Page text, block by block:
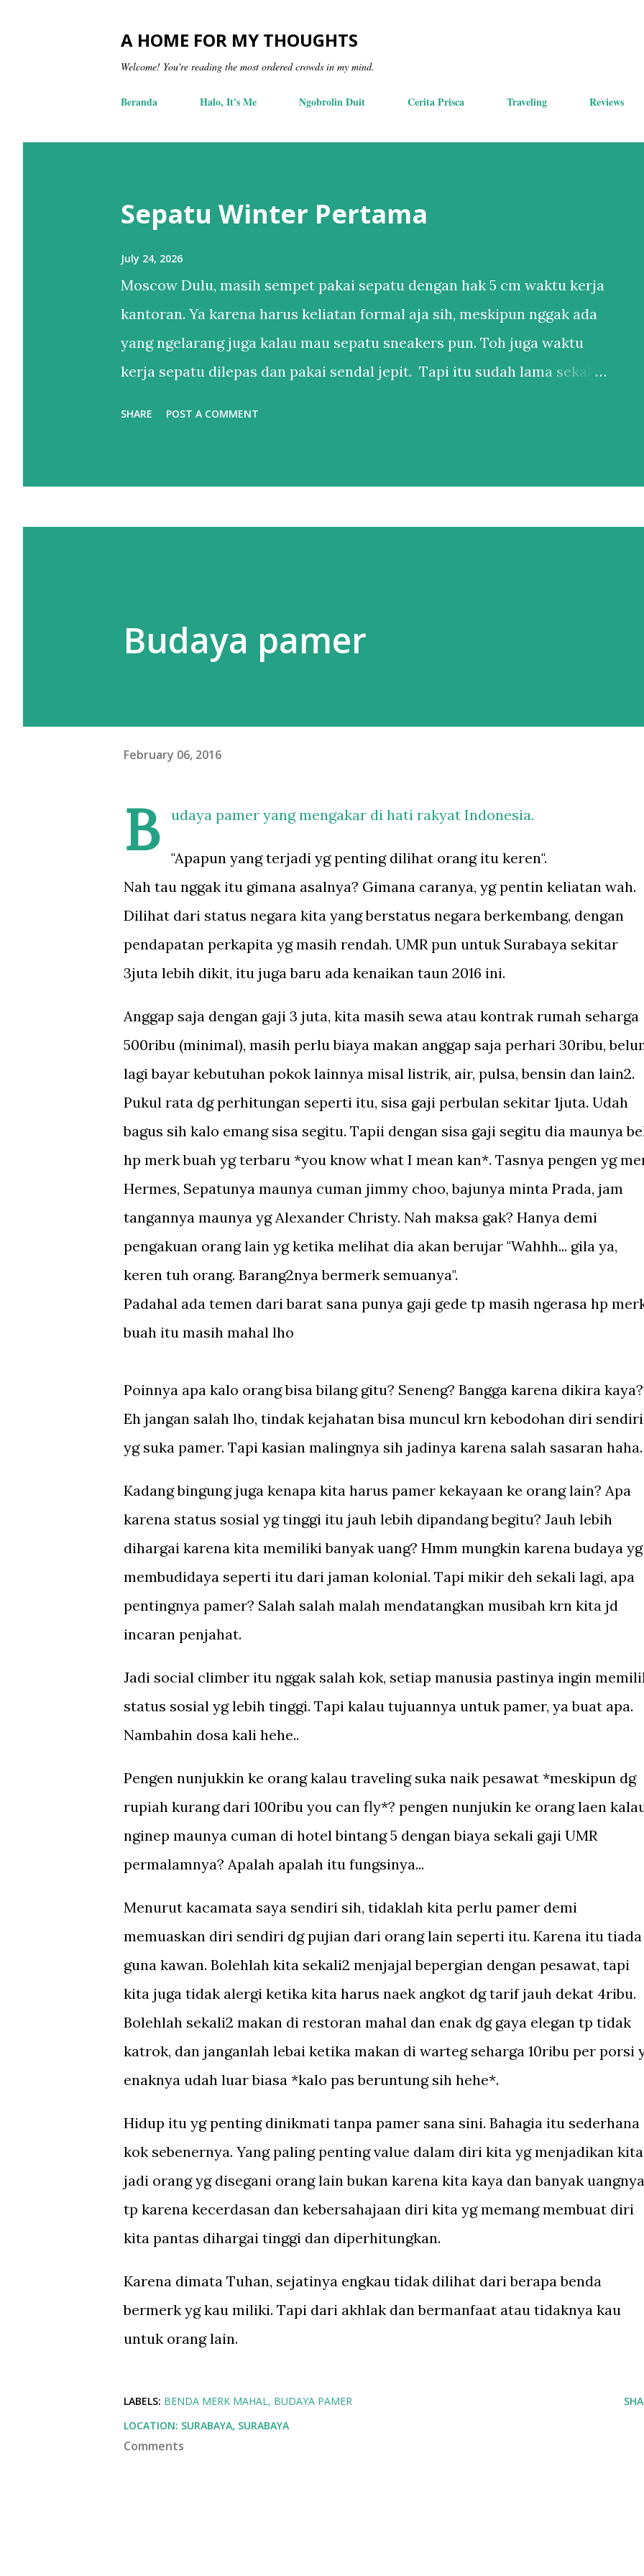
A HOME FOR MY THOUGHTS
Welcome! You're reading the most ordered crowds in my mind.
Beranda Halo, It's Me Ngobrolin Duit Cerita Prisca Traveling Reviews
Sepatu Winter Pertama
July 24, 2026
Moscow Dulu, masih sempet pakai sepatu dengan hak 5 cm waktu kerja
kantoran. Ya karena harus keliatan formal aja sih, meskipun nggak ada
yang ngelarang juga kalau mau sepatu sneakers pun. Toh juga waktu
kerja sepatu dilepas dan pakai sendal jepit. Tapi itu sudah lama sekali.
sepatu lebih dari satu tapi lebih ke males harus nyocokin sepatu lagi ke
punya sepatu nyaman adalah hal yang tidak bisa dinego. Nah,
meskipun gw beberapa kali pernah jalan-jalan saat musim dingin,
SHARE POST A COMMENT
Budaya pamer
February 06, 2016
B udaya pamer yang mengakar di hati rakyat Indonesia.
"Apapun yang terjadi yg penting dilihat orang itu keren".
Nah tau nggak itu gimana asalnya? Gimana caranya, yg pentin keliatan wah.
Dilihat dari status negara kita yang berstatus negara berkembang, dengan
pendapatan perkapita yg masih rendah. UMR pun untuk Surabaya sekitar
3juta lebih dikit, itu juga baru ada kenaikan taun 2016 ini.
Anggap saja dengan gaji 3 juta, kita masih sewa atau kontrak rumah seharga
500ribu (minimal), masih perlu biaya makan anggap saja perhari 30ribu,
lagi bayar kebutuhan pokok lainnya misal listrik, air, pulsa, bensin dan lain2.
Pukul rata dg perhitungan seperti itu, sisa gaji perbulan sekitar 1juta. Udah
bagus sih kalo emang sisa segitu. Tapii dengan sisa gaji segitu dia maunya
hp merk buah yg terbaru *you know what I mean kan*. Tasnya pengen yg
Hermes, Sepatunya maunya cuman jimmy choo, bajunya minta Prada, jam
tangannya maunya yg Alexander Christy. Nah maksa gak? Hanya demi
pengakuan orang lain yg ketika melihat dia akan berujar "Wahhh... gila ya,
keren tuh orang. Barang2nya bermerk semuanya".
Padahal ada temen dari barat sana punya gaji gede tp masih ngerasa hp
buah itu masih mahal lho
Poinnya apa kalo orang bisa bilang gitu? Seneng? Bangga karena dikira
Eh jangan salah lho, tindak kejahatan bisa muncul krn kebodohan diri sendiri
yg suka pamer. Tapi kasian malingnya sih jadinya karena salah sasaran haha.
Kadang bingung juga kenapa kita harus pamer kekayaan ke orang lain? Apa
karena status sosial yg tinggi itu jauh lebih dipandang begitu? Jauh lebih
dihargai karena kita memiliki banyak uang? Hmm mungkin karena budaya yg
membudidaya seperti itu dari jaman kolonial. Tapi mikir deh sekali lagi, apa
pentingnya pamer? Salah salah malah mendatangkan musibah krn kita jd
incaran penjahat.
Jadi social climber itu nggak salah kok, setiap manusia pastinya ingin
status sosial yg lebih tinggi. Tapi kalau tujuannya untuk pamer, ya buat apa.
Nambahin dosa kali hehe..
Pengen nunjukkin ke orang kalau traveling suka naik pesawat *meskipun dg
rupiah kurang dari 100ribu you can fly*? pengen nunjukin ke orang laen
nginep maunya cuman di hotel bintang 5 dengan biaya sekali gaji UMR
permalamnya? Apalah apalah itu fungsinya...
Menurut kacamata saya sendiri sih, tidaklah kita perlu pamer demi
memuaskan diri sendiri dg pujian dari orang lain seperti itu. Karena itu tiada
guna kawan. Bolehlah kita sekali2 menjajal bepergian dengan pesawat, tapi
kita juga tidak alergi ketika kita harus naek angkot dg tarif jauh dekat 4ribu.
Bolehlah sekali2 makan di restoran mahal dan enak dg gaya elegan tp tidak
katrok, dan janganlah lebai ketika makan di warteg seharga 10ribu per porsi
enaknya udah luar biasa *kalo pas beruntung sih hehe*.
Hidup itu yg penting dinikmati tanpa pamer sana sini. Bahagia itu sederhana
kok sebenernya. Yang paling penting value dalam diri kita yg menjadikan kita
jadi orang yg disegani orang lain bukan karena kita kaya dan banyak
tp karena kecerdasan dan kebersahajaan diri kita yg memang membuat diri
kita pantas dihargai tinggi dan diperhitungkan.
Karena dimata Tuhan, sejatinya engkau tidak dilihat dari berapa benda
bermerk yg kau miliki. Tapi dari akhlak dan bermanfaat atau tidaknya kau
untuk orang lain.
LABELS: BENDA MERK MAHAL BUDAYA PAMER
LOCATION: SURABAYA, SURABAYA
Comments